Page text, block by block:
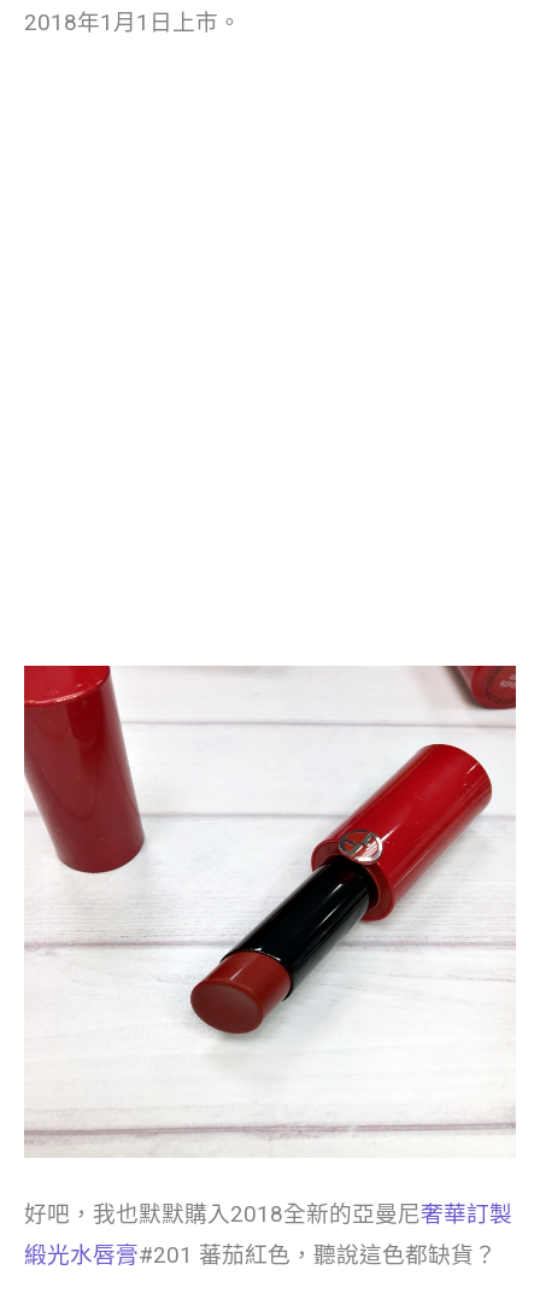
2018年1月1日上市。
好吧，我也默默購入2018全新的亞曼尼奢華訂製
緞光水唇膏#201 蕃茄紅色，聽說這色都缺貨？